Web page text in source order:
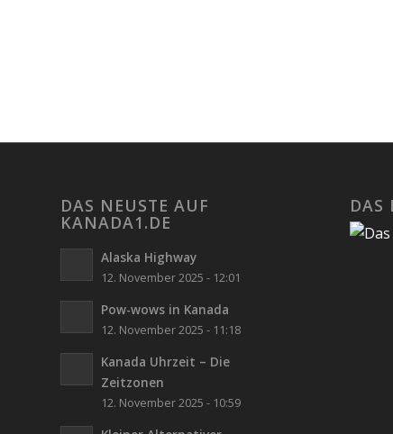
DAS NEUSTE AUF
KANADA1.DE
Alaska Highway
12. November 2025 - 12:01
Pow-wows in Kanada
12. November 2025 - 11:18
Kanada Uhrzeit – Die
Zeitzonen
12. November 2025 - 10:59
DAS